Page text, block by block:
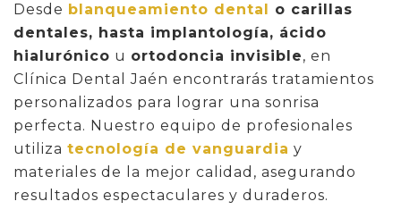
Desde blanqueamiento dental o carillas
dentales, hasta implantología, ácido
hialurónico u ortodoncia invisible, en
Clínica Dental Jaén encontrarás tratamientos
personalizados para lograr una sonrisa
perfecta. Nuestro equipo de profesionales
utiliza tecnología de vanguardia y
materiales de la mejor calidad, asegurando
resultados espectaculares y duraderos.